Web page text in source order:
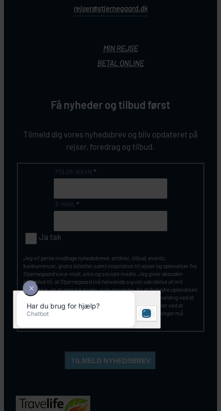
rejser@stjernegaard.dk
MIN REJSE
BETAL ONLINE
Få nyheder og tilbud først
Tilmeld dig vores nyhedsbrev og bliv opdateret på
rejser, foredrag og tilbud.
*
*
Ja tak
Jeg vil gerne modtage nyhedsbreve, artikler, tilbud, events,
konkurrencer, gratis billetter samt inspiration til rejser og oplevelser fra
Stjernegaard via e-mail, sms og sociale media. Jeg giver desuden
tilladelse til, at Stjernegaard må henvende sig om udvidelse af mit
samtykke, og at analyse pixels, som anvendes for at forbedre oplevelsen
af vores kommunikation. Du kan altid tilbagekalde din tilmelding ved at
klikke på ”Afmeld nyhedsbrev” nederst i nyhedsbrevet – eller ved at
kontakte Stjernegaards kundeservice. Mine personoplysninger må